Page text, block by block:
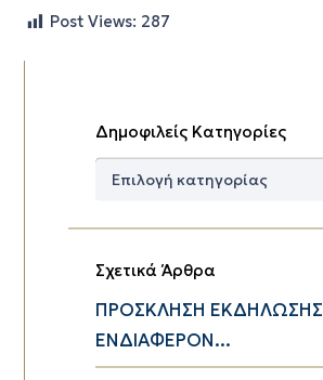
Post Views: 287
Δημοφιλείς Κατηγορίες
Δημοφιλείς
Σχετικά Άρθρα
ΠΡΟΣΚΛΗΣΗ ΕΚΔΗΛΩΣΗΣ
ΕΝΔΙΑΦΕΡΟΝ...